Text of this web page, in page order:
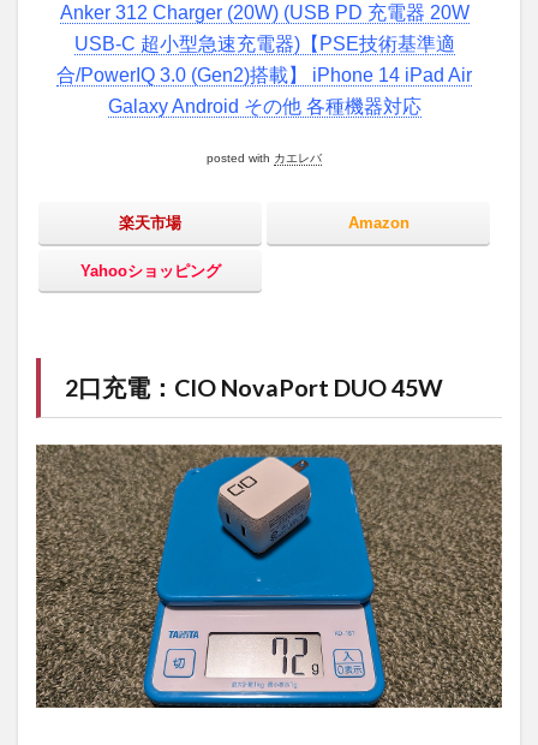
Anker 312 Charger (20W) (USB PD 充電器 20W
USB-C 超小型急速充電器)【PSE技術基準適
合/PowerIQ 3.0 (Gen2)搭載】 iPhone 14 iPad Air
Galaxy Android その他 各種機器対応
posted with カエレバ
楽天市場 Amazon
Yahooショッピング
2口充電：CIO NovaPort DUO 45W